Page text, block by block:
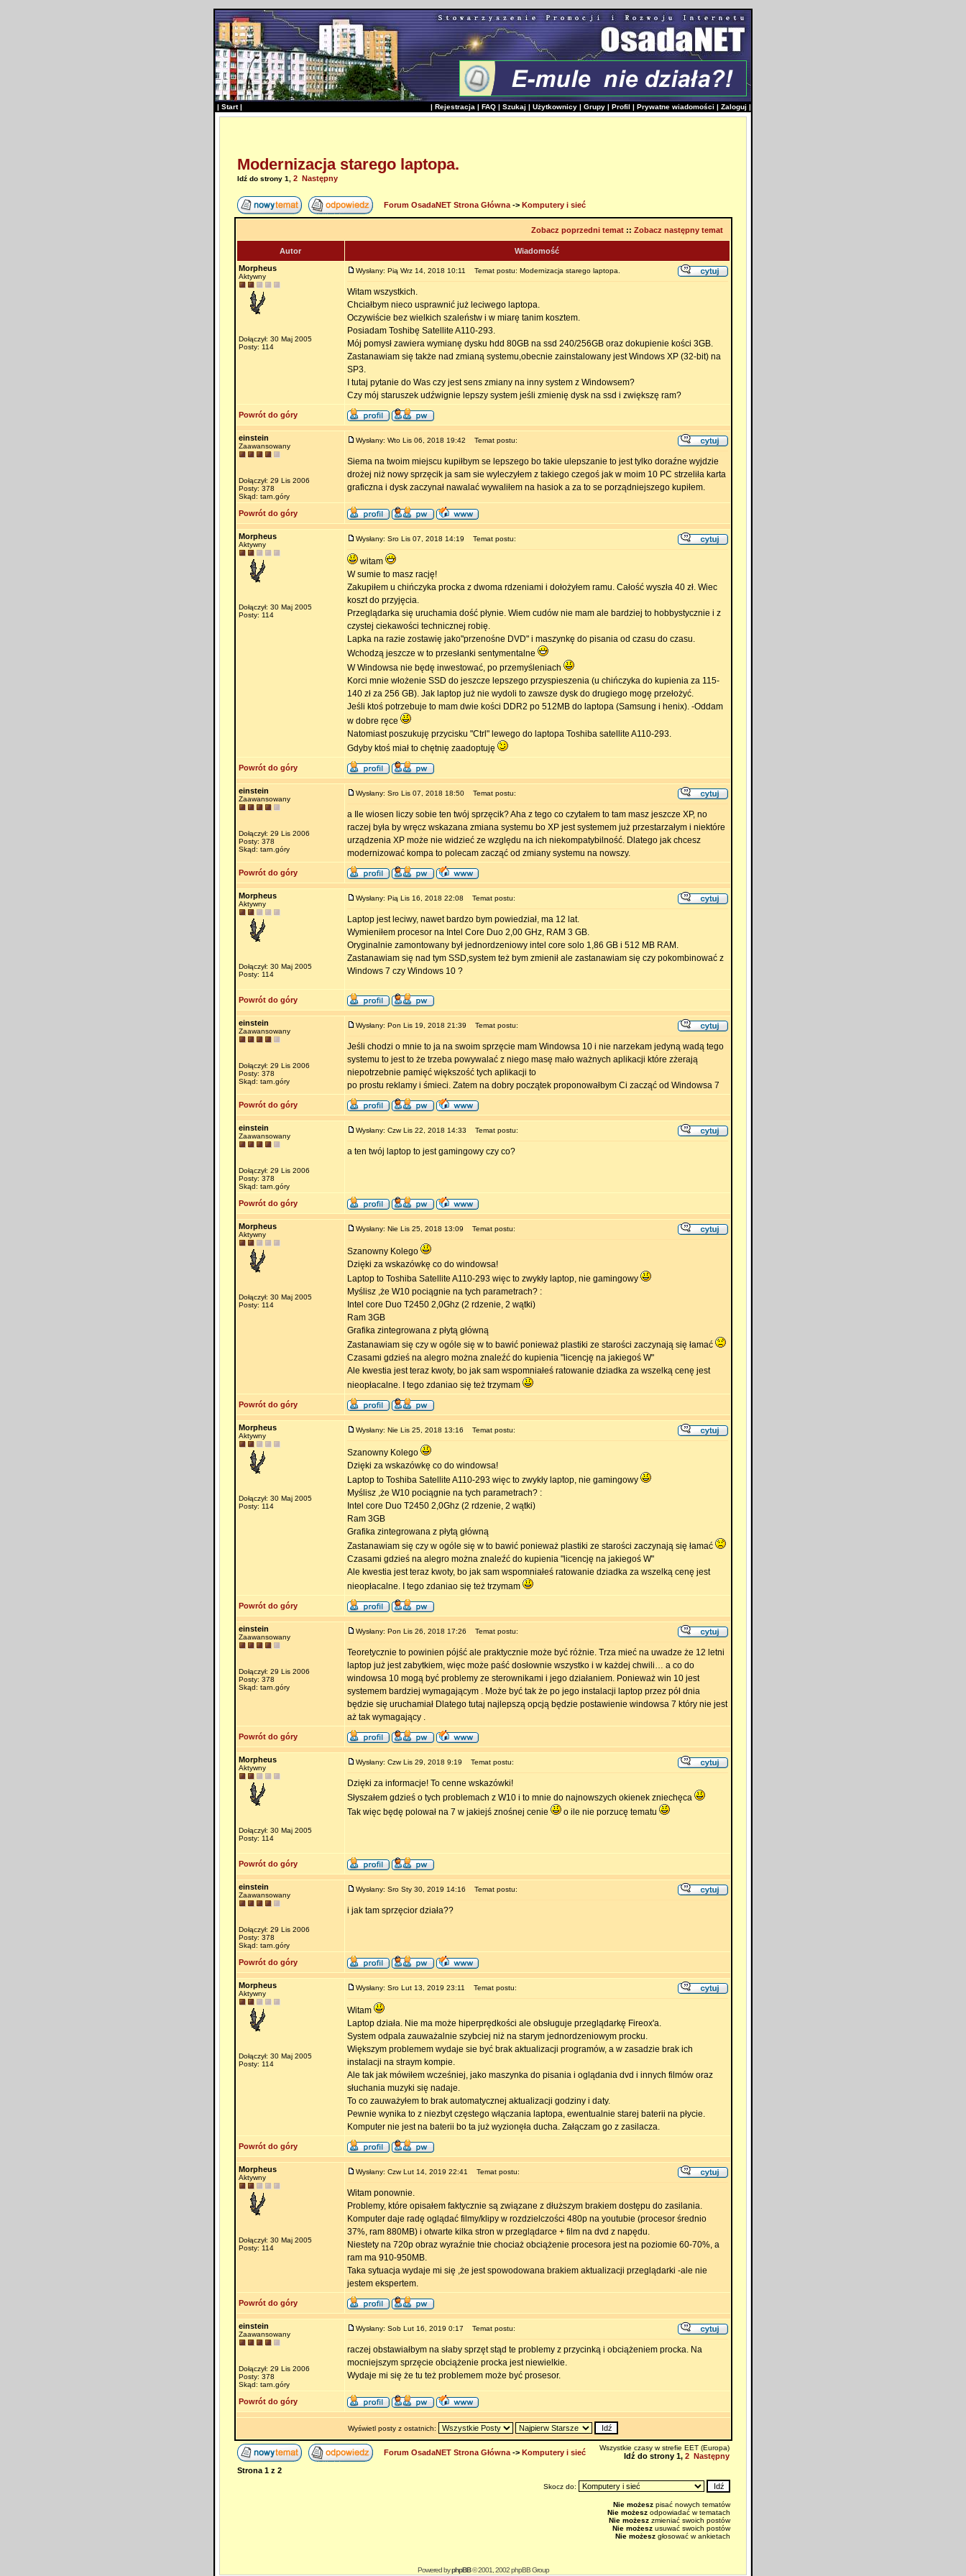
| Start| | Rejestracja | FAQ | Szukaj | Użytkownicy | Grupy | Profil | Prywatne wiadomości | Zaloguj |
Modernizacja starego laptopa.
Idź do strony 1 2 Następny
Forum OsadaNET Strona Główna-> Komputery i sieć
Zobacz poprzedni temat:: Zobacz następny temat
Autor
Wiadomość
Morpheus
Aktywny
Dołączył: 30 Maj 2005
Posty: 114
Wysłany: Pią Wrz 14, 2018 10:11 Temat postu: Modernizacja starego laptopa.
Witam wszystkich.
Chciałbym nieco usprawnić już leciwego laptopa.
Oczywiście bez wielkich szaleństw i w miarę tanim kosztem.
Posiadam Toshibę Satellite A110-293.
Mój pomysł zawiera wymianę dysku hdd 80GB na ssd 240/256GB oraz dokupienie kości 3GB.
Zastanawiam się także nad zmianą systemu,obecnie zainstalowany jest Windows XP (32-bit) na
SP3.
I tutaj pytanie do Was czy jest sens zmiany na inny system z Windowsem?
Czy mój staruszek udźwignie lepszy system jeśli zmienię dysk na ssd i zwiększę ram?
Powrót do góry
einstein
Zaawansowany
Dołączył: 29 Lis 2006
Posty: 378
Skąd: tarn.góry
Wysłany: Wto Lis 06, 2018 19:42 Temat postu:
Siema na twoim miejscu kupiłbym se lepszego bo takie ulepszanie to jest tylko doraźne wyjdzie
drożej niż nowy sprzęcik ja sam sie wyleczyłem z takiego czegoś jak w moim 10 PC strzeliła karta
graficzna i dysk zaczynał nawalać wywaliłem na hasiok a za to se porządniejszego kupiłem.
Powrót do góry
Morpheus
Aktywny
Dołączył: 30 Maj 2005
Posty: 114
Wysłany: Sro Lis 07, 2018 14:19 Temat postu:
witam
W sumie to masz rację!
Zakupiłem u chińczyka procka z dwoma rdzeniami i dołożyłem ramu. Całość wyszła 40 zł. Wiec
koszt do przyjęcia.
Przeglądarka się uruchamia dość płynie. Wiem cudów nie mam ale bardziej to hobbystycznie i z
czystej ciekawości technicznej robię.
Lapka na razie zostawię jako"przenośne DVD" i maszynkę do pisania od czasu do czasu.
Wchodzą jeszcze w to przesłanki sentymentalne
W Windowsa nie będę inwestować, po przemyśleniach
Korci mnie włożenie SSD do jeszcze lepszego przyspieszenia (u chińczyka do kupienia za 115-
140 zł za 256 GB). Jak laptop już nie wydoli to zawsze dysk do drugiego mogę przełożyć.
Jeśli ktoś potrzebuje to mam dwie kości DDR2 po 512MB do laptopa (Samsung i henix). -Oddam
w dobre ręce
Natomiast poszukuję przycisku "Ctrl" lewego do laptopa Toshiba satellite A110-293.
Gdyby ktoś miał to chętnię zaadoptuję
Powrót do góry
einstein
Zaawansowany
Dołączył: 29 Lis 2006
Posty: 378
Skąd: tarn.góry
Wysłany: Sro Lis 07, 2018 18:50 Temat postu:
a Ile wiosen liczy sobie ten twój sprzęcik? Aha z tego co czytałem to tam masz jeszcze XP, no
raczej była by wręcz wskazana zmiana systemu bo XP jest systemem już przestarzałym i niektóre
urządzenia XP może nie widzieć ze względu na ich niekompatybilność. Dlatego jak chcesz
modernizować kompa to polecam zacząć od zmiany systemu na nowszy.
Powrót do góry
Morpheus
Aktywny
Dołączył: 30 Maj 2005
Posty: 114
Wysłany: Pią Lis 16, 2018 22:08 Temat postu:
Laptop jest leciwy, nawet bardzo bym powiedział, ma 12 lat.
Wymieniłem procesor na Intel Core Duo 2,00 GHz, RAM 3 GB.
Oryginalnie zamontowany był jednordzeniowy intel core solo 1,86 GB i 512 MB RAM.
Zastanawiam się nad tym SSD,system też bym zmienił ale zastanawiam się czy pokombinować z
Windows 7 czy Windows 10 ?
Powrót do góry
einstein
Zaawansowany
Dołączył: 29 Lis 2006
Posty: 378
Skąd: tarn.góry
Wysłany: Pon Lis 19, 2018 21:39 Temat postu:
Jeśli chodzi o mnie to ja na swoim sprzęcie mam Windowsa 10 i nie narzekam jedyną wadą tego
systemu to jest to że trzeba powywalać z niego masę mało ważnych aplikacji które zżerają
niepotrzebnie pamięć większość tych aplikacji to
po prostu reklamy i śmieci. Zatem na dobry początek proponowałbym Ci zacząć od Windowsa 7
Powrót do góry
einstein
Zaawansowany
Dołączył: 29 Lis 2006
Posty: 378
Skąd: tarn.góry
Wysłany: Czw Lis 22, 2018 14:33 Temat postu:
a ten twój laptop to jest gamingowy czy co?
Powrót do góry
Morpheus
Aktywny
Dołączył: 30 Maj 2005
Posty: 114
Wysłany: Nie Lis 25, 2018 13:09 Temat postu:
Szanowny Kolego
Dzięki za wskazówkę co do windowsa!
Laptop to Toshiba Satellite A110-293 więc to zwykły laptop, nie gamingowy
Myślisz ,że W10 pociągnie na tych parametrach? :
Intel core Duo T2450 2,0Ghz (2 rdzenie, 2 wątki)
Ram 3GB
Grafika zintegrowana z płytą główną
Zastanawiam się czy w ogóle się w to bawić ponieważ plastiki ze starości zaczynają się łamać
Czasami gdzieś na alegro można znaleźć do kupienia "licencję na jakiegoś W"
Ale kwestia jest teraz kwoty, bo jak sam wspomniałeś ratowanie dziadka za wszelką cenę jest
nieopłacalne. I tego zdaniao się też trzymam
Powrót do góry
Morpheus
Aktywny
Dołączył: 30 Maj 2005
Posty: 114
Wysłany: Nie Lis 25, 2018 13:16 Temat postu:
Szanowny Kolego
Dzięki za wskazówkę co do windowsa!
Laptop to Toshiba Satellite A110-293 więc to zwykły laptop, nie gamingowy
Myślisz ,że W10 pociągnie na tych parametrach? :
Intel core Duo T2450 2,0Ghz (2 rdzenie, 2 wątki)
Ram 3GB
Grafika zintegrowana z płytą główną
Zastanawiam się czy w ogóle się w to bawić ponieważ plastiki ze starości zaczynają się łamać
Czasami gdzieś na alegro można znaleźć do kupienia "licencję na jakiegoś W"
Ale kwestia jest teraz kwoty, bo jak sam wspomniałeś ratowanie dziadka za wszelką cenę jest
nieopłacalne. I tego zdaniao się też trzymam
Powrót do góry
einstein
Zaawansowany
Dołączył: 29 Lis 2006
Posty: 378
Skąd: tarn.góry
Wysłany: Pon Lis 26, 2018 17:26 Temat postu:
Teoretycznie to powinien pójść ale praktycznie może być różnie. Trza mieć na uwadze że 12 letni
laptop już jest zabytkiem, więc może paść dosłownie wszystko i w każdej chwili… a co do
windowsa 10 mogą być problemy ze sterownikami i jego działaniem. Ponieważ win 10 jest
systemem bardziej wymagającym . Może być tak że po jego instalacji laptop przez pół dnia
będzie się uruchamiał Dlatego tutaj najlepszą opcją będzie postawienie windowsa 7 który nie jest
aż tak wymagający .
Powrót do góry
Morpheus
Aktywny
Dołączył: 30 Maj 2005
Posty: 114
Wysłany: Czw Lis 29, 2018 9:19 Temat postu:
Dzięki za informacje! To cenne wskazówki!
Słyszałem gdzieś o tych problemach z W10 i to mnie do najnowszych okienek zniechęca
Tak więc będę polował na 7 w jakiejś znośnej cenie
o ile nie porzucę tematu
Powrót do góry
einstein
Zaawansowany
Dołączył: 29 Lis 2006
Posty: 378
Skąd: tarn.góry
Wysłany: Sro Sty 30, 2019 14:16 Temat postu:
i jak tam sprzęcior działa??
Powrót do góry
Morpheus
Aktywny
Dołączył: 30 Maj 2005
Posty: 114
Wysłany: Sro Lut 13, 2019 23:11 Temat postu:
Witam
Laptop działa. Nie ma może hiperprędkości ale obsługuje przeglądarkę Fireox'a.
System odpala zauważalnie szybciej niż na starym jednordzeniowym procku.
Większym problemem wydaje sie być brak aktualizacji programów, a w zasadzie brak ich
instalacji na straym kompie.
Ale tak jak mówiłem wcześniej, jako maszynka do pisania i oglądania dvd i innych filmów oraz
słuchania muzyki się nadaje.
To co zauważyłem to brak automatycznej aktualizacji godziny i daty.
Pewnie wynika to z niezbyt częstego włączania laptopa, ewentualnie starej baterii na płycie.
Komputer nie jest na baterii bo ta już wyzionęła ducha. Załączam go z zasilacza.
Powrót do góry
Morpheus
Aktywny
Dołączył: 30 Maj 2005
Posty: 114
Wysłany: Czw Lut 14, 2019 22:41 Temat postu:
Witam ponownie.
Problemy, które opisałem faktycznie są związane z dłuższym brakiem dostępu do zasilania.
Komputer daje radę oglądać filmy/klipy w rozdzielczości 480p na youtubie (procesor średnio
37%, ram 880MB) i otwarte kilka stron w przeglądarce + film na dvd z napędu.
Niestety na 720p obraz wyraźnie tnie chociaż obciążenie procesora jest na poziomie 60-70%, a
ram ma 910-950MB.
Taka sytuacja wydaje mi się ,że jest spowodowana brakiem aktualizacji przeglądarki -ale nie
jestem ekspertem.
Powrót do góry
einstein
Zaawansowany
Dołączył: 29 Lis 2006
Posty: 378
Skąd: tarn.góry
Wysłany: Sob Lut 16, 2019 0:17 Temat postu:
raczej obstawiałbym na słaby sprzęt stąd te problemy z przycinką i obciążeniem procka. Na
mocniejszym sprzęcie obciążenie procka jest niewielkie.
Wydaje mi się że tu też problemem może być prosesor.
Powrót do góry
Wyświetl posty z ostatnich:
Forum OsadaNET Strona Główna-> Komputery i sieć
Wszystkie czasy w strefie EET (Europa)
Idź do strony 1, 2 Następny
Strona 1z 2
Skocz do:
Nie możeszpisać nowych tematów
Nie możeszodpowiadać w tematach
Nie możeszzmieniać swoich postów
Nie możeszusuwać swoich postów
Nie możeszgłosować w ankietach
Powered byphpBB© 2001, 2002 phpBB Group